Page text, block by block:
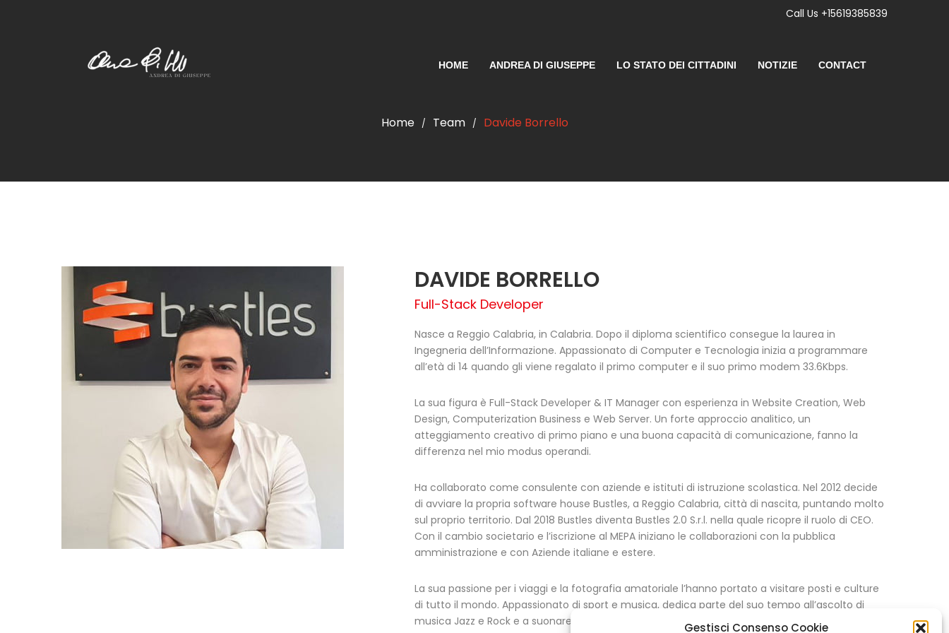
Gestisci Consenso Cookie
Call Us +15619385839
HOME ANDREA DI GIUSEPPE LO STATO DEI CITTADINI NOTIZIE CONTACT
Home / Team / Davide Borrello
DAVIDE BORRELLO
Full-Stack Developer
Nasce a Reggio Calabria, in Calabria. Dopo il diploma scientifico consegue la laurea in
Ingegneria dell’Informazione. Appassionato di Computer e Tecnologia inizia a programmare
all’età di 14 quando gli viene regalato il primo computer e il suo primo modem 33.6Kbps.
La sua figura è Full-Stack Developer & IT Manager con esperienza in Website Creation, Web
Design, Computerization Business e Web Server. Un forte approccio analitico, un
atteggiamento creativo di primo piano e una buona capacità di comunicazione, fanno la
differenza nel mio modus operandi.
Ha collaborato come consulente con aziende e istituti di istruzione scolastica. Nel 2012 decide
di avviare la propria software house Bustles, a Reggio Calabria, città di nascita, puntando molto
sul proprio territorio. Dal 2018 Bustles diventa Bustles 2.0 S.r.l. nella quale ricopre il ruolo di CEO.
Con il cambio societario e l’iscrizione al MEPA iniziano le collaborazioni con la pubblica
amministrazione e con Aziende italiane e estere.
La sua passione per i viaggi e la fotografia amatoriale l’hanno portato a visitare posti e culture
di tutto il mondo. Appassionato di sport e musica, dedica parte del suo tempo all’ascolto di
musica Jazz e Rock e a suonare le chitarre che ha collezionato nel tempo.